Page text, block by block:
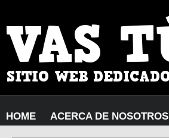
HOME ACERCA DE NOSOTROS